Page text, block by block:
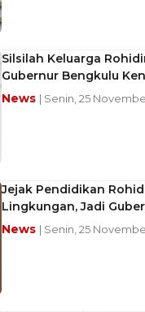
Silsilah Keluarga
Gubernur Bengkulu
News | Senin, 25
Jejak Pendidikan
Lingkungan, Jadi
News | Senin, 25